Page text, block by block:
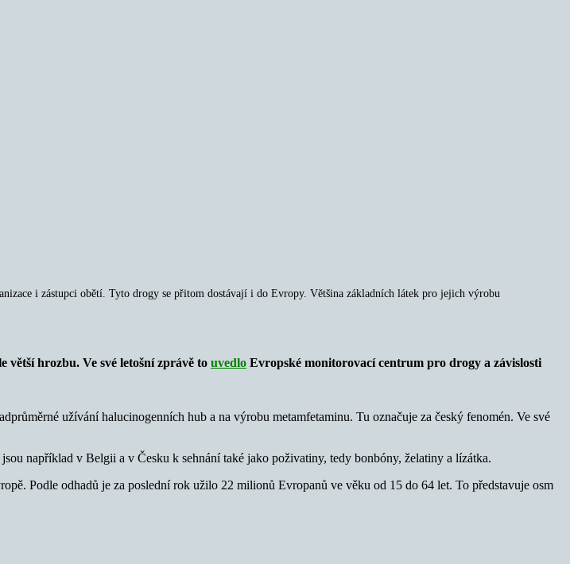
i zástupci obětí. Tyto drogy se přitom dostávají i do Evropy. Většina základních látek pro jejich výrobu
větší hrozbu. Ve své letošní zprávě to uvedlo Evropské monitorovací centrum pro drogy a závislosti
užívání halucinogenních hub a na výrobu metamfetaminu. Tu označuje za český fenomén. Ve své
například v Belgii a v Česku k sehnání také jako poživatiny, tedy bonbóny, želatiny a lízátka.
Podle odhadů je za poslední rok užilo 22 milionů Evropanů ve věku od 15 do 64 let. To představuje osm